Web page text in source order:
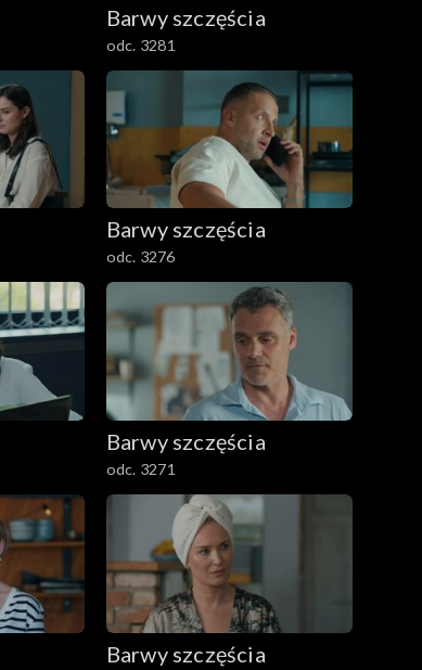
Barwy szczęścia
odc. 3281
Barwy szczęścia
odc. 3276
Barwy szczęścia
odc. 3271
Barwy szczęścia